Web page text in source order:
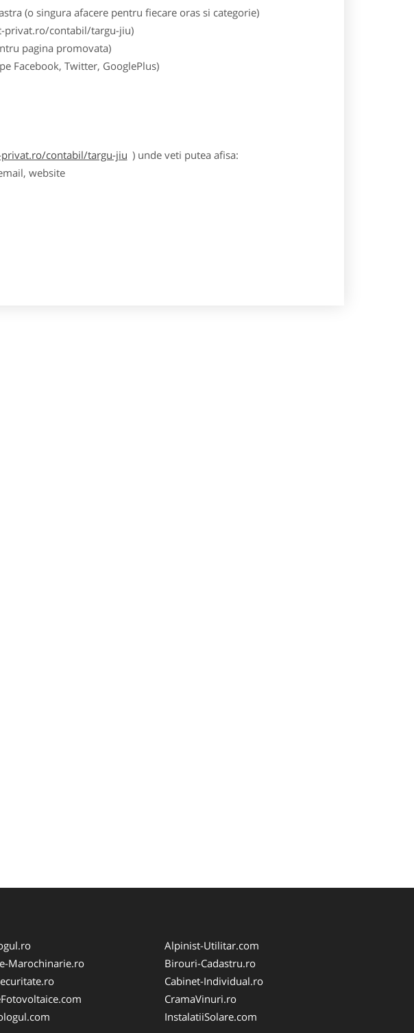
(o singura afacere pentru fiecare oras si categorie)
privat.ro/contabil/targu-jiu)
pagina promovata)
Facebook, Twitter, GooglePlus)
contabil/targu-jiu ) unde veti putea afisa:
website
Marochinarie.ro
Alpinist-Utilitar.com
Birouri-Cadastru.ro
Cabinet-Individual.ro
CramaVinuri.ro
InstalatiiSolare.com